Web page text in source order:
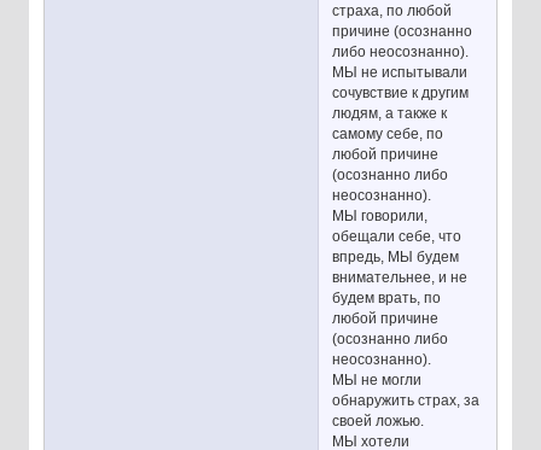
страха, по любой
причине (осознанно
либо неосознанно).
МЫ не испытывали
сочувствие к другим
людям, а также к
самому себе, по
любой причине
(осознанно либо
неосознанно).
МЫ говорили,
обещали себе, что
впредь, МЫ будем
внимательнее, и не
будем врать, по
любой причине
(осознанно либо
неосознанно).
МЫ не могли
обнаружить страх, за
своей ложью.
МЫ хотели